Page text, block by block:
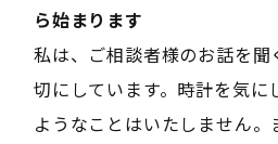
ら始まります――
私は、ご相談者様のお話を
切にしています。時計を気に
ようなことはいたしません。